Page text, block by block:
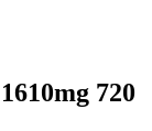
720